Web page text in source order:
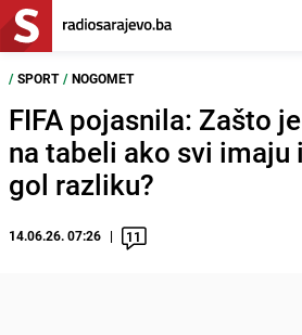
/ SPORT / NOGOMET
FIFA pojasnila: Zašto
na tabeli ako svi imaju
gol razliku?
14.06.26. 07:26 11